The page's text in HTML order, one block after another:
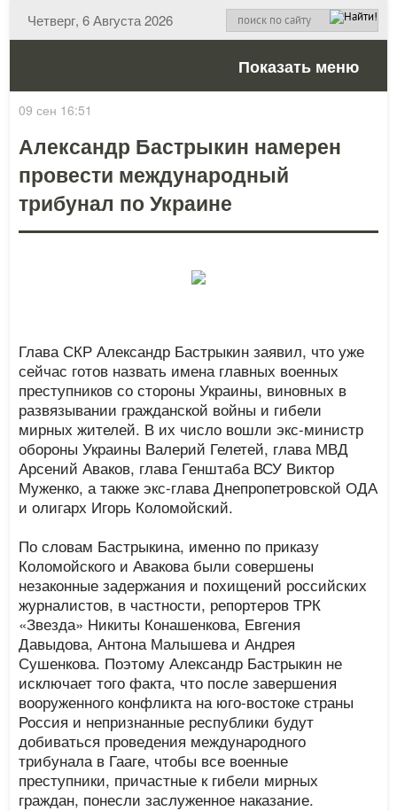
Четверг, 6 Августа 2026
Показать меню
09 сен 16:51
Александр Бастрыкин намерен
провести международный
трибунал по Украине
Глава СКР Александр Бастрыкин заявил, что уже
сейчас готов назвать имена главных военных
преступников со стороны Украины, виновных в
развязывании гражданской войны и гибели
мирных жителей. В их число вошли экс-министр
обороны Украины Валерий Гелетей, глава МВД
Арсений Аваков, глава Генштаба ВСУ Виктор
Муженко, а также экс-глава Днепропетровской ОДА
и олигарх Игорь Коломойский.
По словам Бастрыкина, именно по приказу
Коломойского и Авакова были совершены
незаконные задержания и похищений российских
журналистов, в частности, репортеров ТРК
«Звезда» Никиты Конашенкова, Евгения
Давыдова, Антона Малышева и Андрея
Сушенкова. Поэтому Александр Бастрыкин не
исключает того факта, что после завершения
вооруженного конфликта на юго-востоке страны
Россия и непризнанные республики будут
добиваться проведения международного
трибунала в Гааге, чтобы все военные
преступники, причастные к гибели мирных
граждан, понесли заслуженное наказание.